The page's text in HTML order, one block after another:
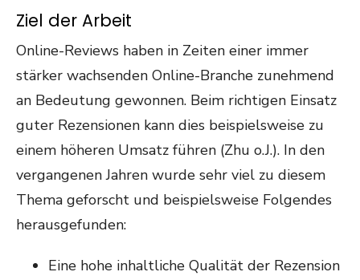
Ziel der Arbeit
Online-Reviews haben in Zeiten einer immer
stärker wachsenden Online-Branche zunehmend
an Bedeutung gewonnen. Beim richtigen Einsatz
guter Rezensionen kann dies beispielsweise zu
einem höheren Umsatz führen (Zhu o.J.). In den
vergangenen Jahren wurde sehr viel zu diesem
Thema geforscht und beispielsweise Folgendes
herausgefunden:
Eine hohe inhaltliche Qualität der Rezension